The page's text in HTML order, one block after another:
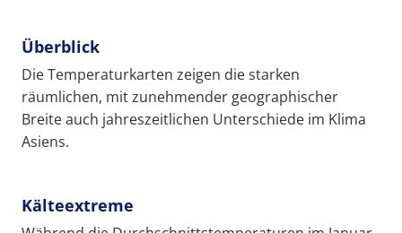
Überblick
Die Temperaturkarten zeigen die starken
räumlichen, mit zunehmender geographischer
Breite auch jahreszeitlichen Unterschiede im Klima
Asiens.
Kälteextreme